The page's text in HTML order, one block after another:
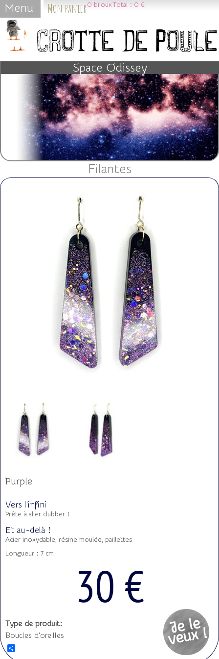
Jump to navigation
Mon panier0 bijouxTotal : 0 €
Filantes
Space Odissey
Purple
Vers l'infini
Prête à aller clubber !
Et au-delà !
Acier inoxydable, résine moulée, paillettes
Longueur : 7 cm
30 €
Type de produit:
Boucles d'oreilles
Menu